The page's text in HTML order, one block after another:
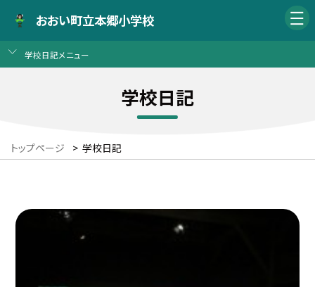
おおい町立本郷小学校
学校日記メニュー
学校日記
トップページ > 学校日記